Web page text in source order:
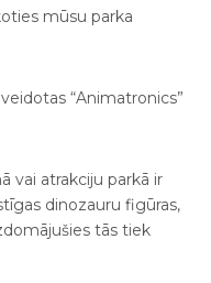
mūsu parka
“Animatronics”
vai atrakciju parkā ir
dinozauru figūras,
tās tiek